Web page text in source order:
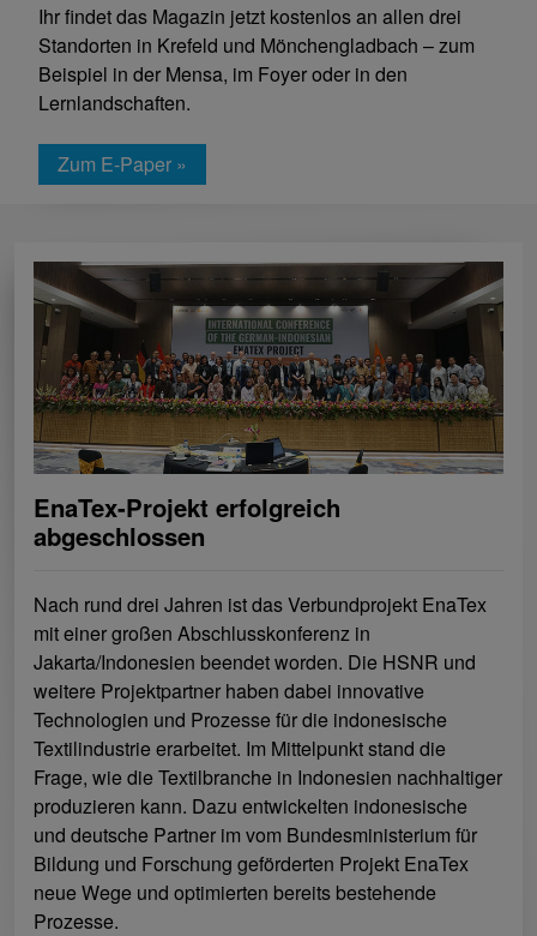
Ihr findet das Magazin jetzt kostenlos an allen drei
Standorten in Krefeld und Mönchengladbach – zum
Beispiel in der Mensa, im Foyer oder in den
Lernlandschaften.
Zum E-Paper »
EnaTex-Projekt erfolgreich
abgeschlossen
Nach rund drei Jahren ist das Verbundprojekt EnaTex
mit einer großen Abschlusskonferenz in
Jakarta/Indonesien beendet worden. Die HSNR und
weitere Projektpartner haben dabei innovative
Technologien und Prozesse für die indonesische
Textilindustrie erarbeitet. Im Mittelpunkt stand die
Frage, wie die Textilbranche in Indonesien nachhaltiger
produzieren kann. Dazu entwickelten indonesische
und deutsche Partner im vom Bundesministerium für
Bildung und Forschung geförderten Projekt EnaTex
neue Wege und optimierten bereits bestehende
Prozesse.